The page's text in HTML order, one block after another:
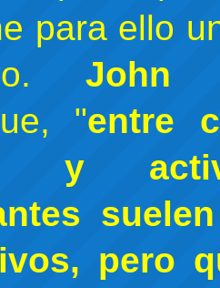
para ello
John
"entre
y
pero